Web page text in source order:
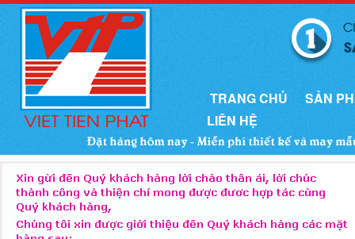
TRANG CHỦ
SẢN
LIÊN HỆ